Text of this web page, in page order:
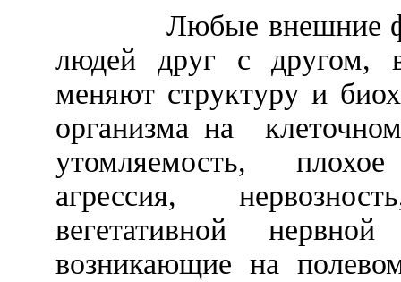
Любые внешние
людей друг с другом,
меняют структуру и
организма на
утомляемость,
агрессия,
вегетативной
возникающие на